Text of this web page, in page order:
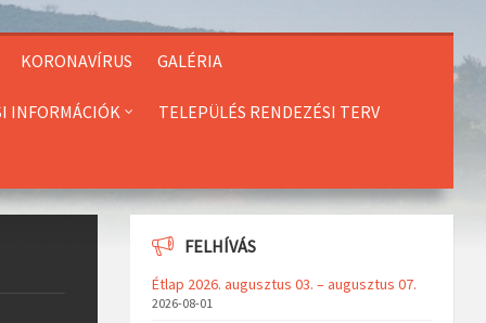
KORONAVÍRUS GALÉRIA
INFORMÁCIÓK TELEPÜLÉS RENDEZÉSI TERV
FELHÍVÁS
Étlap 2026. augusztus 03. – augusztus 07.
2026-08-01